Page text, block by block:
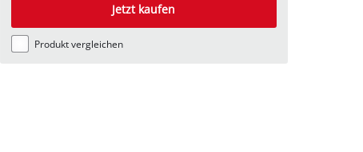
Jetzt kaufen
Produkt vergleichen